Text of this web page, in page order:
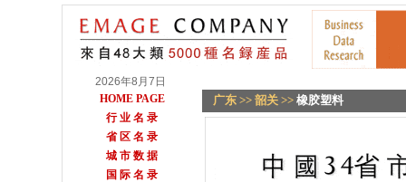
2026年8月7日
HOME PAGE
行 业 名 录
省 区 名 录
城 市 数 据
国 际 名 录
广东 >> 韶关 >> 橡胶塑料